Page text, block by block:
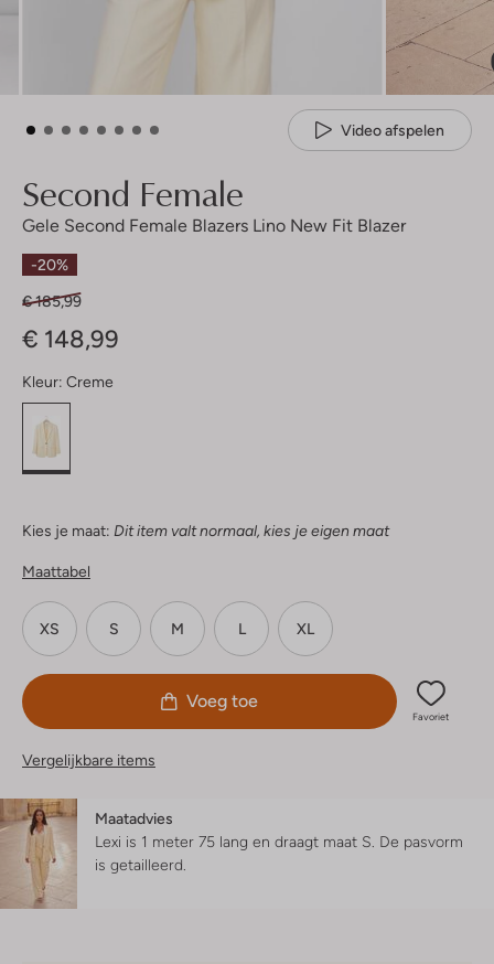
Video afspelen
Second Female
Gele Second Female Blazers Lino New Fit Blazer
-20%
€ 185,99
€ 148,99
Kleur: Creme
Kies je maat: Dit item valt normaal, kies je eigen maat
Maattabel
XS S M L XL
Voeg toe
Favoriet
Vergelijkbare items
Maatadvies
Lexi is 1 meter 75 lang en draagt maat S. De pasvorm
is getailleerd